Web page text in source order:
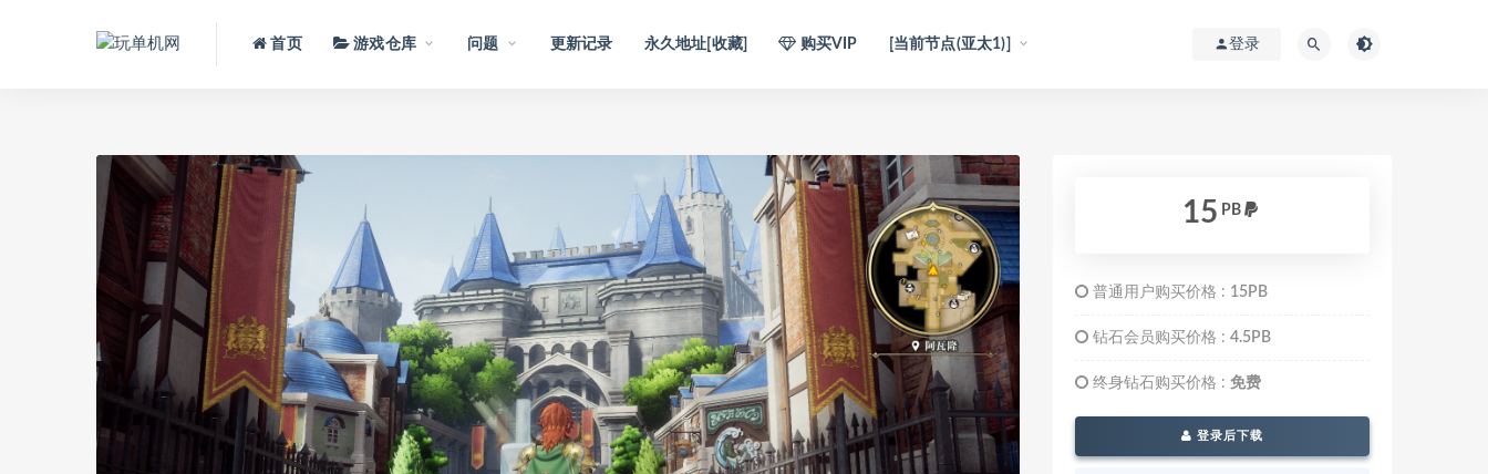
首页 游戏仓库 问题 更新记录 永久地址[收藏] 购买VIP [当前节点(亚太1)] 登录
15 PB
普通用户购买价格 : 15PB
钻石会员购买价格 : 4.5PB
终身钻石购买价格 : 免费
登录后下载